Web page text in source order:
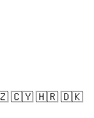
🇨🇾 🇭🇷 🇩🇰